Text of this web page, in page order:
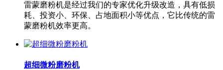
雷蒙磨粉机是经过我们的专家优化升级改造，具有低损
耗、投资小、环保、占地面积小等优点，它比传统的雷
蒙磨粉机效率更高。
超细微粉磨粉机